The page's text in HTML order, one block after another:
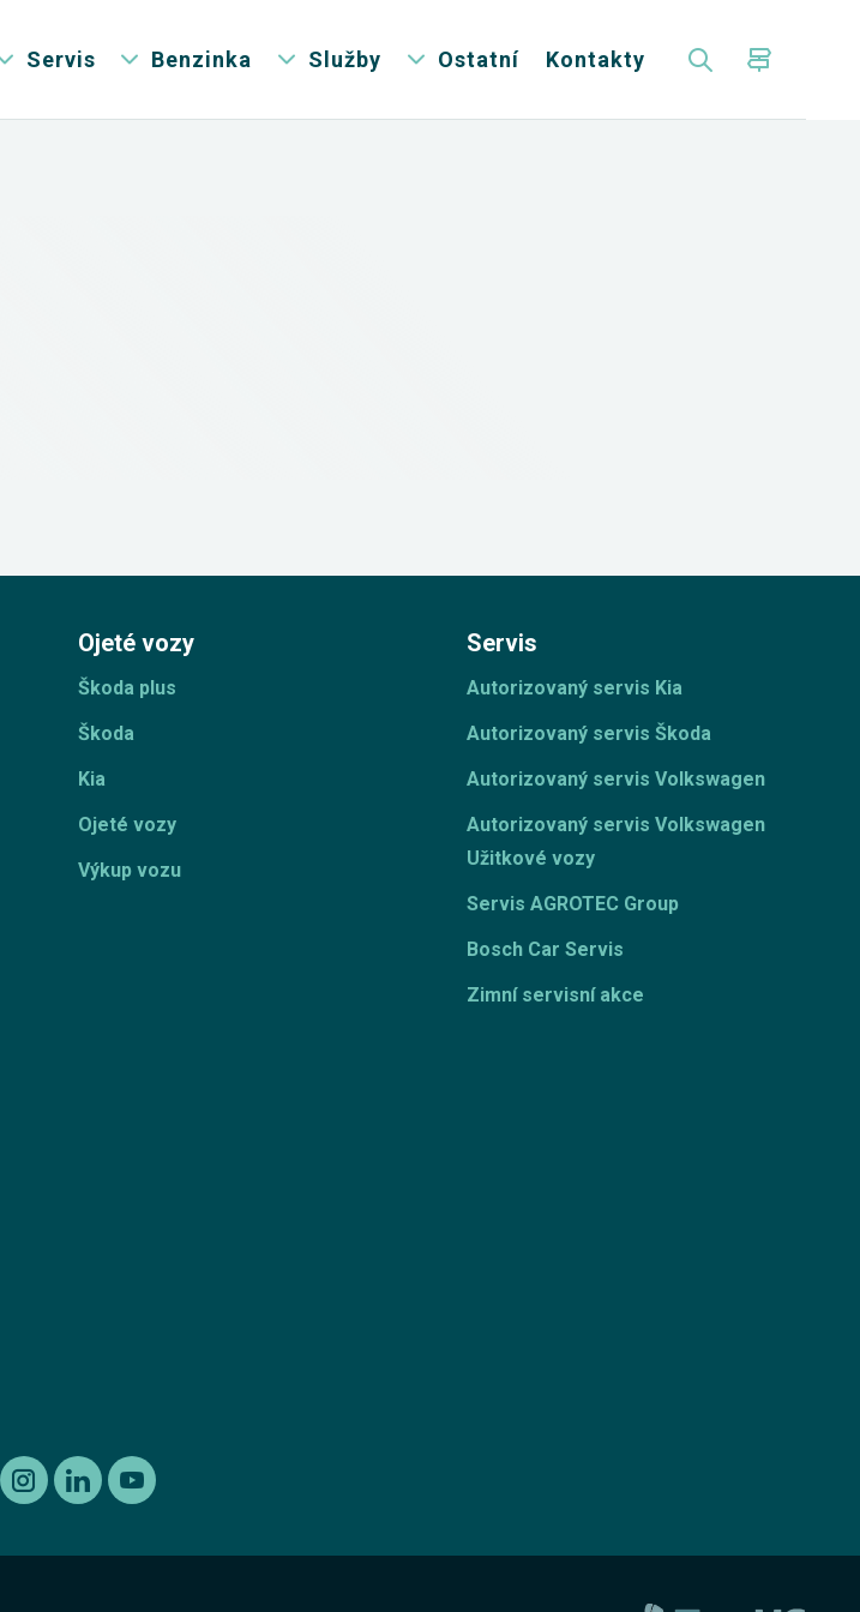
Servis Benzinka Služby Ostatní Kontakty
Ojeté vozy
Škoda plus
Škoda
Kia
Ojeté vozy
Výkup vozu
Servis
Autorizovaný servis Kia
Autorizovaný servis Škoda
Autorizovaný servis Volkswagen
Autorizovaný servis Volkswagen
Užitkové vozy
Servis AGROTEC Group
Bosch Car Servis
Zimní servisní akce